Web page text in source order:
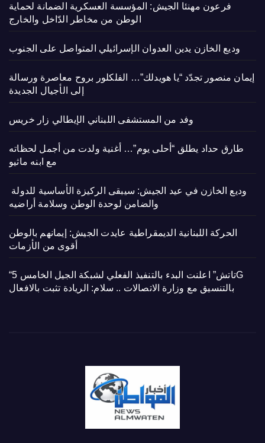
فرعون مهنئا الجيش: المؤسسة العسكرية الضمانة لحماية
الوطن من مخاطر الدّاخل والخارج
وديع الخازن يدين العدوان الإسرائيلي المتواصل على الجنوب
إيمان منصور تجدّد “يا هويدلك”… الفلكلور بروح معاصرة ورسالة
إلى الأجيال الجديدة
وفد من المستشفى اللبناني الإيطالي زار خريس
طارق حداد يطلق “أحلى يوم”… أغنية ولدت من أجمل لحظاته
مع ابنه ماثيو
والضامن لوحدة الوطن وسلامة أراضيه
الحركة اللبنانية الديمقراطية عايدت الجيش: إيمانهم بالوطن
أقوى من الأزمات
“تاتش” اعلنت البدء بالتنفيذ الفعلي لشبكة الجيل الخامس 5G
بالتنسيق مع وزارة الاتصالات .. سلام: الريادة تثبت بالافعال